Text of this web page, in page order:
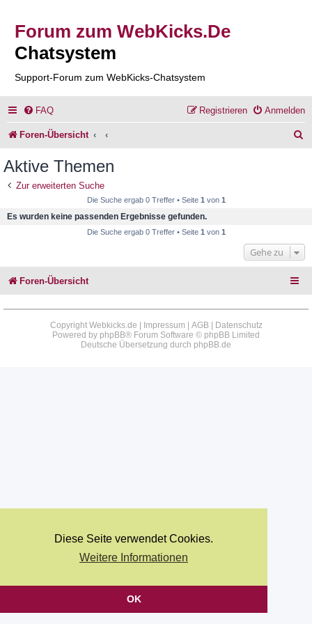
Diese Seite verwendet Cookies.
Weitere Informationen
OK
Forum zum WebKicks.De
Chatsystem
Support-Forum zum WebKicks-Chatsystem
FAQ Anmelden
Registrieren
Foren-Übersicht
Aktive Themen
Zur erweiterten Suche
Die Suche ergab 0 Treffer • Seite 1 von 1
Es wurden keine passenden Ergebnisse gefunden.
Die Suche ergab 0 Treffer • Seite 1 von 1
Gehe zu
Foren-Übersicht
Copyright Webkicks.de | Impressum AGB|
Datenschutz
Powered by phpBB® Forum Software © phpBB Limited
Deutsche Übersetzung durch phpBB.de